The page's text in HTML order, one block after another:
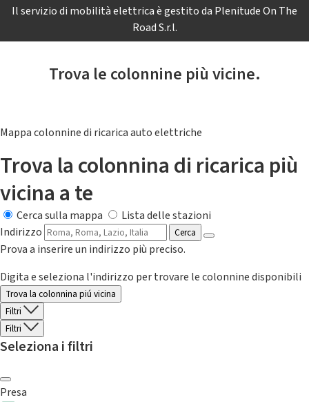
Il servizio di mobilità elettrica è gestito da Plenitude On The
Road S.r.l.
Trova le colonnine più vicine.
Mappa colonnine di ricarica auto elettriche
Trova la colonnina di ricarica più
vicina a te
Cerca sulla mappa
Lista delle stazioni
Indirizzo
Cerca
Prova a inserire un indirizzo più preciso.
Digita e seleziona l'indirizzo per trovare le colonnine disponibili
Trova la colonnina piú vicina
Filtri
Filtri
Seleziona i filtri
Presa